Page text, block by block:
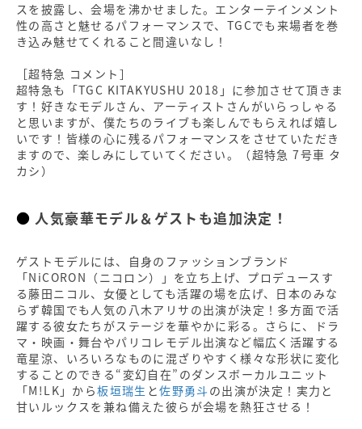
スを披露し、会場を沸かせました。エンターテインメント
性の高さと魅せるパフォーマンスで、TGCでも来場者を巻
き込み魅せてくれること間違いなし！
［超特急 コメント］
超特急も「TGC KITAKYUSHU 2018」に参加させて頂きま
す！好きなモデルさん、アーティストさんがいらっしゃる
と思いますが、僕たちのライブも楽しんでもらえれば嬉し
いです！皆様の心に残るパフォーマンスをさせていただき
ますので、楽しみにしていてください。（超特急 7号車 タ
カシ）
人気豪華モデル＆ゲストも追加決定！
ゲストモデルには、自身のファッションブランド
「NiCORON（ニコロン）」を立ち上げ、プロデュースす
る藤田ニコル、女優としても活躍の場を広げ、日本のみな
らず韓国でも人気の八木アリサの出演が決定！多方面で活
躍する彼女たちがステージを華やかに彩る。さらに、ドラ
マ・映画・舞台やパリコレモデル出演など幅広く活躍する
竜星涼、いろいろなものに混ざりやすく様々な形状に変化
することのできる“変幻自在”のダンスボーカルユニット
「M!LK」から板垣瑞生 と佐野勇斗 の出演が決定！実力と
甘いルックスを兼ね備えた彼らが会場を熱狂させる！